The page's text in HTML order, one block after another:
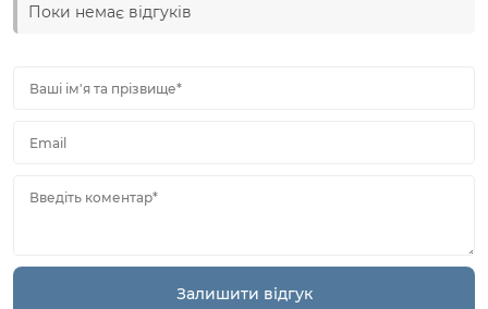
Поки немає відгуків
Ваші ім'я та прізвище*
Email
Введіть коментар*